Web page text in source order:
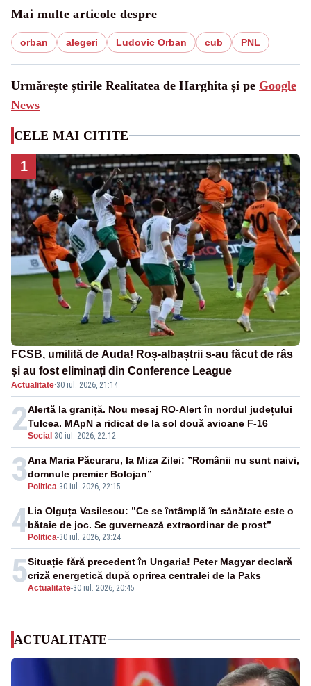
Mai multe articole despre
orban alegeri Ludovic Orban cub PNL
Urmărește știrile Realitatea de Harghita și pe Google
News
CELE MAI CITITE
1
FCSB, umilită de Auda! Roș-albaștrii s-au făcut de râs
și au fost eliminați din Conference League
Actualitate·30 iul. 2026, 21:14
2Social -30 iul. 2026, 22:12
Alertă la graniță. Nou mesaj RO-Alert în nordul județului
Tulcea. MApN a ridicat de la sol două avioane F-16
3 Politica-30 iul. 2026, 22:15
Ana Maria Păcuraru, la Miza Zilei: ”Românii nu sunt naivi,
domnule premier Bolojan”
4 Politica-30 iul. 2026, 23:24
Lia Olguța Vasilescu: ”Ce se întâmplă în sănătate este o
bătaie de joc. Se guvernează extraordinar de prost”
5Actualitate-30 iul. 2026, 20:45
Situație fără precedent în Ungaria! Peter Magyar declară
criză energetică după oprirea centralei de la Paks
ACTUALITATE